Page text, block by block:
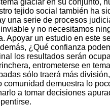
glaciar en su conjunto,
tejido social también ha
una serie de procesos
y no necesitamos
Apoyar un estudio en este
¿Qué confianza
los resultados serán
entrometerse en
sólo traerá más
comunidad demuestra lo
a tomar decisiones